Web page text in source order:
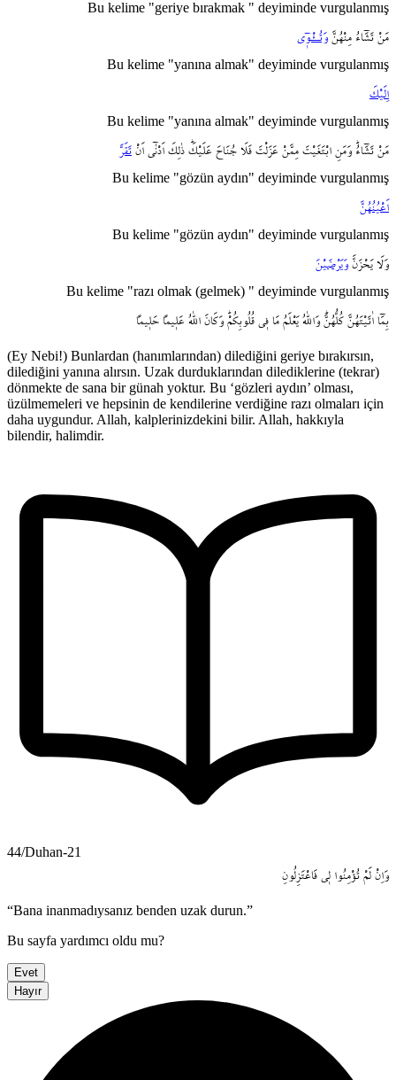
Bu kelime "geriye bırakmak " deyiminde vurgulanmış
مَنْ تَشَٓاءُ مِنْهُنَّ وَتُــْٔـو۪ٓي
Bu kelime "yanına almak" deyiminde vurgulanmış
اِلَيْكَ
Bu kelime "yanına almak" deyiminde vurgulanmış
مَنْ تَشَٓاءُۜ وَمَنِ ابْتَغَيْتَ مِمَّنْ عَزَلْتَ فَلَا جُنَاحَ عَلَيْكَۜ ذٰلِكَ اَدْنٰٓى اَنْ تَقَرَّ
Bu kelime "gözün aydın" deyiminde vurgulanmış
اَعْيُنُهُنَّ
Bu kelime "gözün aydın" deyiminde vurgulanmış
وَلَا يَحْزَنَّ وَيَرْضَيْنَ
Bu kelime "razı olmak (gelmek) " deyiminde vurgulanmış
بِمَٓا اٰتَيْتَهُنَّ كُلُّهُنَّۜ وَاللّٰهُ يَعْلَمُ مَا ف۪ي قُلُوبِكُمْۜ وَكَانَ اللّٰهُ عَل۪يماً حَل۪يماً
(Ey Nebi!) Bunlardan (hanımlarından) dilediğini geriye bırakırsın,
dilediğini yanına alırsın. Uzak durduklarından dilediklerine (tekrar)
dönmekte de sana bir günah yoktur. Bu ‘gözleri aydın’ olması,
üzülmemeleri ve hepsinin de kendilerine verdiğine razı olmaları için
daha uygundur. Allah, kalplerinizdekini bilir. Allah, hakkıyla
bilendir, halimdir.
44/Duhan-21
وَاِنْ لَمْ تُؤْمِنُوا ل۪ي فَاعْتَزِلُونِ
“Bana inanmadıysanız benden uzak durun.”
Bu sayfa yardımcı oldu mu?
Evet
Hayır